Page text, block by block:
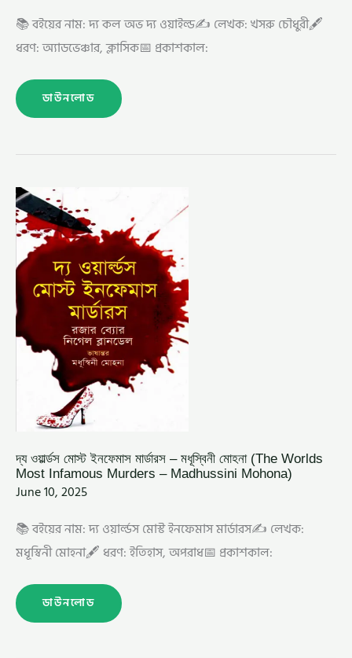
📚 বইয়ের নাম: দ্য কল অভ দ্য ওয়াইল্ড✍️ লেখক: খসরু চৌধুরী🖋️
ধরণ: অ্যাডভেঞ্চার, ক্লাসিক📅 প্রকাশকাল:
ডাউনলোড
দ্য ওয়ার্ল্ডস মোস্ট ইনফেমাস মার্ডারস – মধূস্বিনী মোহনা (The Worlds
Most Infamous Murders – Madhussini Mohona)
June 10, 2025
📚 বইয়ের নাম: দ্য ওয়ার্ল্ডস মোস্ট ইনফেমাস মার্ডারস✍️ লেখক:
মধূস্বিনী মোহনা🖋️ ধরণ: ইতিহাস, অপরাধ📅 প্রকাশকাল:
ওয়ার্ল্ডস
মোস্ট
ইনফেমাস
মার্ডারস
–
মধূস্বিনী
মোহনা
(THE
WORLDS
MOST
INFAMOUS
MURDERS
MADHUSSINI
MOHONA)
ডাউনলোড